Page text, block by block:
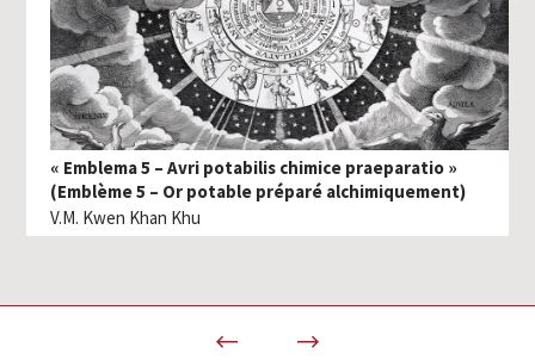
« Emblema 5 – Avri potabilis chimice praeparatio »
(Emblème 5 – Or potable préparé alchimiquement)
V.M. Kwen Khan Khu